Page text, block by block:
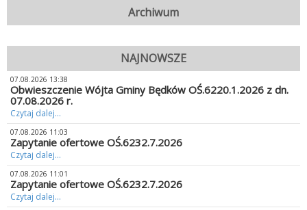
Archiwum
NAJNOWSZE
07.08.2026 13:38
Obwieszczenie Wójta Gminy Będków OŚ.6220.1.2026 z dn.
07.08.2026 r.
Czytaj dalej...
07.08.2026 11:03
Zapytanie ofertowe OŚ.6232.7.2026
Czytaj dalej...
07.08.2026 11:01
Zapytanie ofertowe OŚ.6232.7.2026
Czytaj dalej...